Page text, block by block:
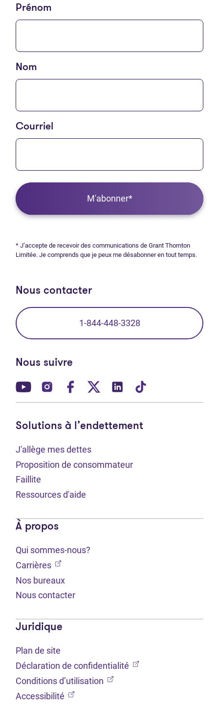
Prénom
Nom
Courriel
M'abonner*
* J’accepte de recevoir des communications de Grant Thornton
Limitée. Je comprends que je peux me désabonner en tout temps.
Nous contacter
1-844-448-3328
Nous suivre
(Ouvre dans un nouvel onglet)
(Ouvre dans un nouvel onglet)
(Ouvre dans un nouvel onglet)
(Ouvre dans un nouvel
(Ouvre dans un
Solutions à l’endettement
J'allège mes dettes
Proposition de consommateur
Faillite
Ressources d'aide
À propos
Qui sommes-nous?
Carrières (Ouvre dans un nouvel onglet)
Nos bureaux
Nous contacter
Juridique
Plan de site
Déclaration de confidentialité (Ouvre dans un
Conditions d’utilisation (Ouvre dans un nouvel
Accessibilité (Ouvre dans un nouvel onglet)